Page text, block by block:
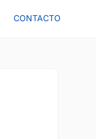
CONTACTO